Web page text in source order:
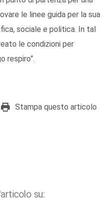
le linee guida per la sua
sociale e politica. In tal
le condizioni per
respiro”.
Stampa questo articolo
su: